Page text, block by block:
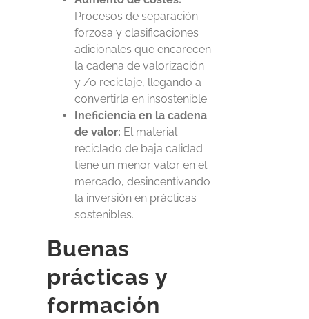
Procesos de separación
forzosa y clasificaciones
adicionales que encarecen
la cadena de valorización
y /o reciclaje, llegando a
convertirla en insostenible.
Ineficiencia en la cadena
de valor: El material
reciclado de baja calidad
tiene un menor valor en el
mercado, desincentivando
la inversión en prácticas
sostenibles.
Buenas
prácticas y
formación